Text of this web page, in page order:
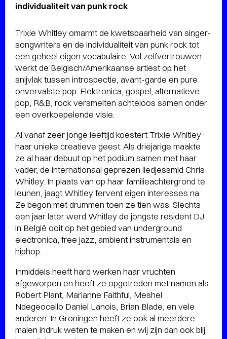
individualiteit van punk rock
Trixie Whitley omarmt de kwetsbaarheid van singer-
songwriters en de individualiteit van punk rock tot
een geheel eigen vocabulaire. Vol zelfvertrouwen
werkt de Belgisch/Amerikaanse artiest op het
snijvlak tussen introspectie, avant-garde en pure
onvervalste pop. Elektronica, gospel, alternatieve
pop, R&B, rock versmelten achteloos samen onder
een overkoepelende visie.
Al vanaf zeer jonge leeftijd koestert Trixie Whitley
haar unieke creatieve geest. Als driejarige maakte
ze al haar debuut op het podium samen met haar
vader, de internationaal geprezen liedjessmid Chris
Whitley. In plaats van op haar familieachtergrond te
leunen, jaagt Whitley fervent eigen interesses na.
Ze begon met drummen toen ze tien was. Slechts
een jaar later werd Whitley de jongste resident DJ
in België ooit op het gebied van underground
electronica, free jazz, ambient instrumentals en
hiphop.
Inmiddels heeft hard werken haar vruchten
afgeworpen en heeft ze opgetreden met namen als
Robert Plant, Marianne Faithful, Meshel
Ndegeocello Daniel Lanois, Brian Blade, en vele
anderen. In Groningen heeft ze ook al meerdere
malen indruk weten te maken en wij zijn dan ook blij